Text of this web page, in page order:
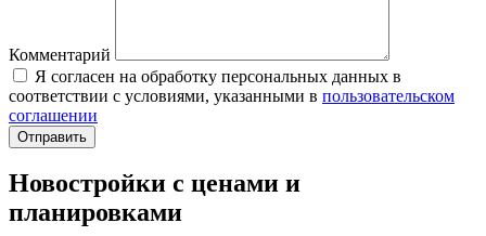
Комментарий
Я согласен на обработку персональных данных в
соответствии с условиями, указанными в пользовательском
соглашении
Новостройки с ценами и
планировками